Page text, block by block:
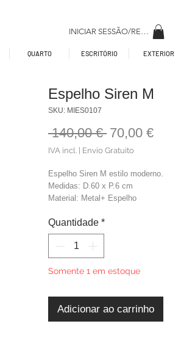
INICIAR SESSÃO/REGISAR
QUARTO ESCRITÓRIO EXTERIOR
Espelho Siren M
SKU: MIES0107
140,00 € Preço
normal
70,00 €Preço
IVA incl. Envio Gratuito
Espelho Siren M estilo moderno.
Medidas: D.60 x P.6 cm
Material: Metal+ Espelho
Quantidade *
Somente 1 em estoque
Adicionar ao carrinho